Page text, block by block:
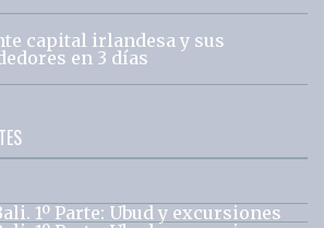
capital irlandesa y sus
en 3 días
1º Parte: Ubud y excursiones